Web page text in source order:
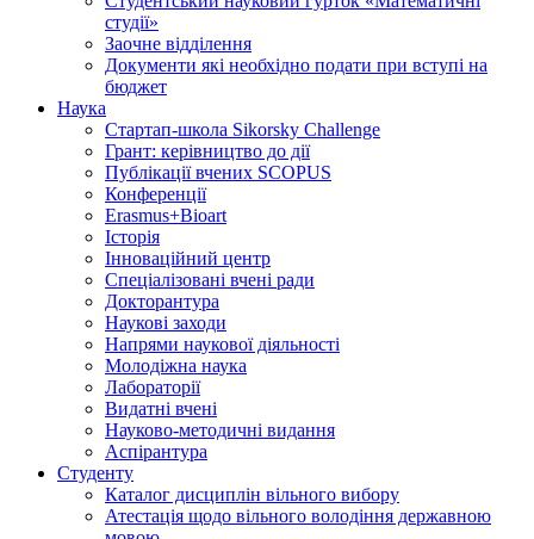
студії»
Заочне відділення
Документи які необхідно подати при вступі на
бюджет
Наука
Стартап-школа Sikorsky Challenge
Грант: керівництво до дії
Публікації вчених SCOPUS
Конференції
Erasmus+Bioart
Історія
Інноваційний центр
Спеціалізовані вчені ради
Докторантура
Наукові заходи
Напрями наукової діяльності
Молодіжна наука
Лабораторії
Видатні вчені
Науково-методичні видання
Аспірантура
Студенту
Каталог дисциплін вільного вибору
Атестація щодо вільного володіння державною